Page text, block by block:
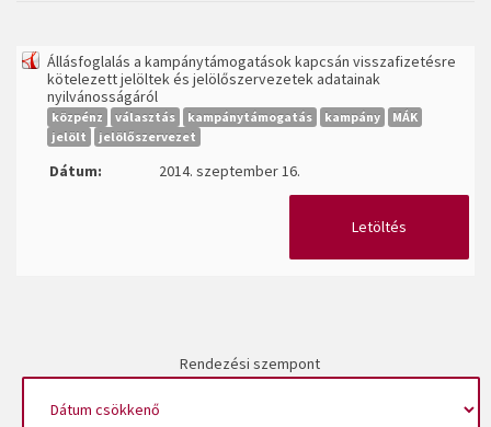
Állásfoglalás a kampánytámogatások kapcsán visszafizetésre
kötelezett jelöltek és jelölőszervezetek adatainak
nyilvánosságáról
közpénz választás kampánytámogatás kampány
MÁK
jelölt
jelölőszervezet
Dátum: 2014. szeptember 16.
Letöltés
Rendezési szempont